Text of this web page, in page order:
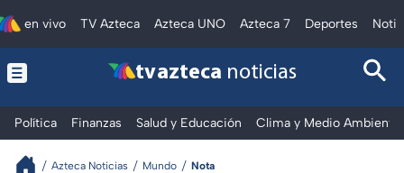
en vivo TV Azteca Azteca UNO Azteca 7 Deportes
tv azteca noticias
Política Finanzas Salud y Educación Clima y Medio Ambiente
Azteca Noticias Mundo Nota